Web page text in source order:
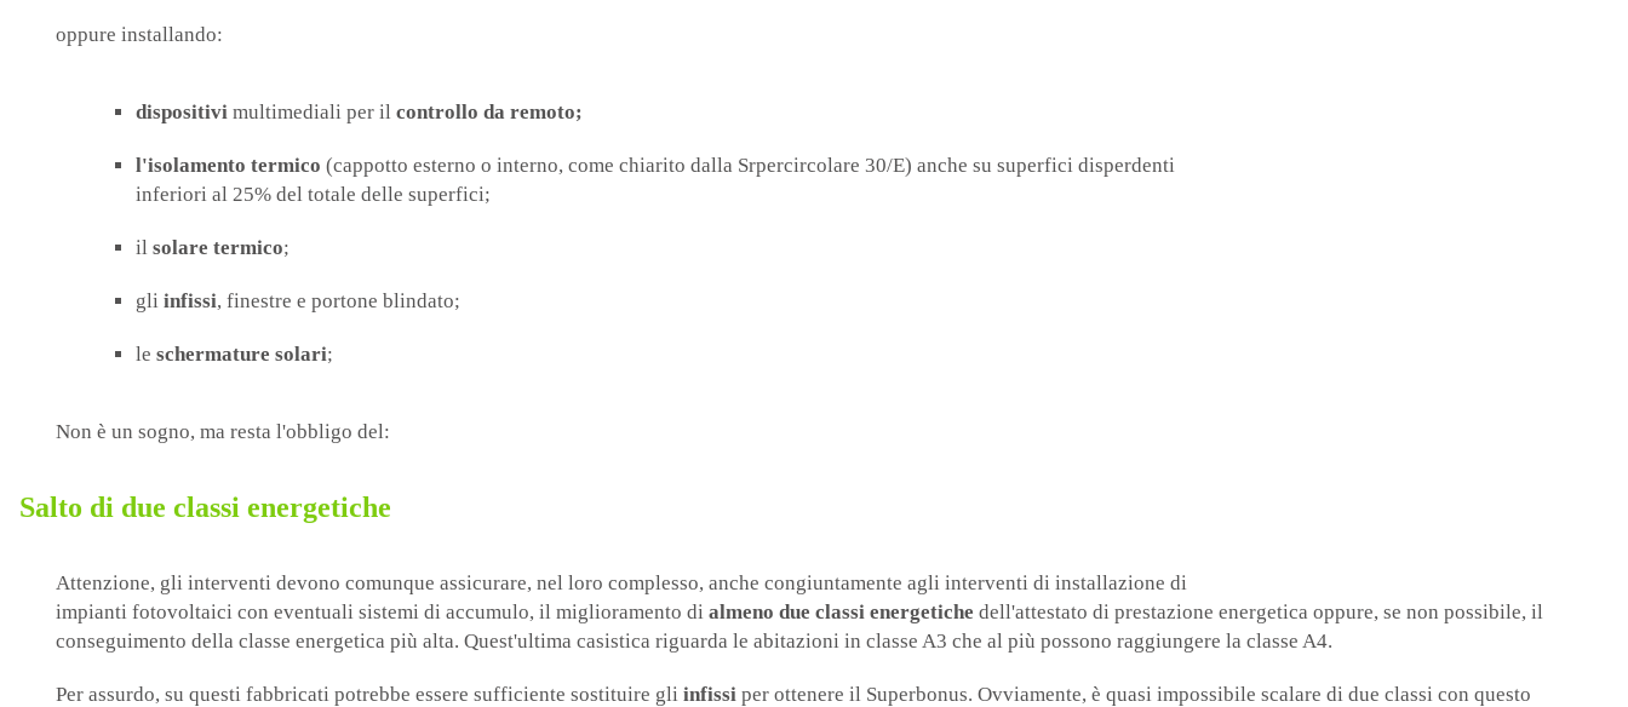
oppure installando:
dispositivi multimediali per il controllo da remoto;
l'isolamento termico (cappotto esterno o interno, come chiarito dalla Srpercircolare 30/E) anche su superfici disperdenti
inferiori al 25% del totale delle superfici;
il solare termico;
gli infissi, finestre e portone blindato;
le schermature solari;
Non è un sogno, ma resta l'obbligo del:
Salto di due classi energetiche
Attenzione, gli interventi devono comunque assicurare, nel loro complesso, anche congiuntamente agli interventi di installazione di
impianti fotovoltaici con eventuali sistemi di accumulo, il miglioramento di almeno due classi energetiche dell'attestato di prestazione energetica oppure, se non possibile, il
conseguimento della classe energetica più alta. Quest'ultima casistica riguarda le abitazioni in classe A3 che al più possono raggiungere la classe A4.
Per assurdo, su questi fabbricati potrebbe essere sufficiente sostituire gli infissi per ottenere il Superbonus. Ovviamente, è quasi impossibile scalare di due classi con questo